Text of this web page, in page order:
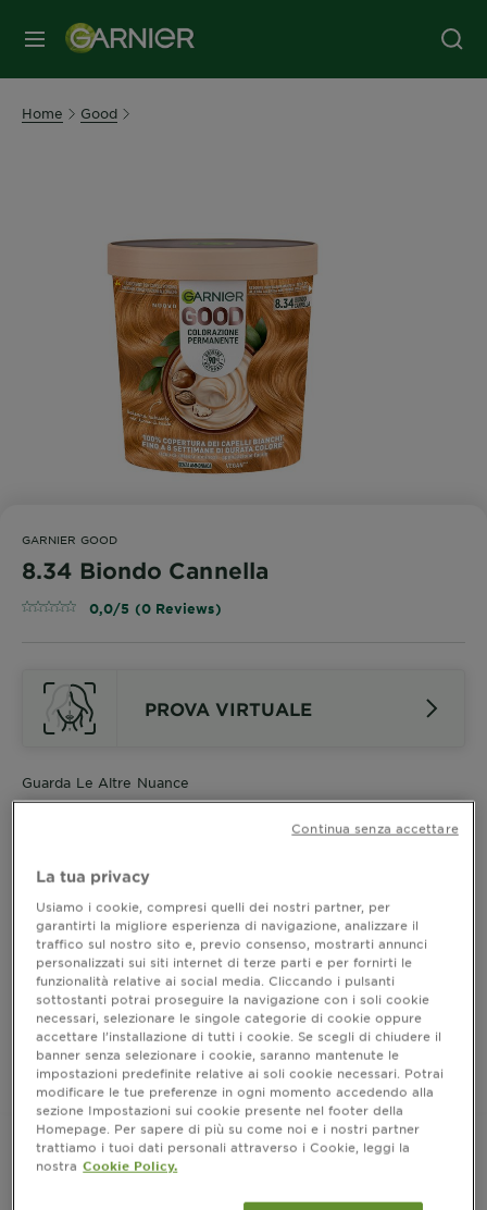
MENU
Home Good
GARNIER GOOD
8.34 Biondo Cannella
0,0/5 (0 Reviews)
PROVA VIRTUALE
Guarda Le Altre Nuance
Cambia il tuo modo di vivere la colorazione con il
nuovo Garnier GOOD. Non cola, si applica come una
maschera per un colore intensamente luminoso.
ACQUISTA ORA
Dove acquistare
La tua privacy
Usiamo i cookie, compresi quelli dei nostri partner, per
garantirti la migliore esperienza di navigazione, analizzare il
traffico sul nostro sito e, previo consenso, mostrarti annunci
personalizzati sui siti internet di terze parti e per fornirti le
funzionalità relative ai social media. Cliccando i pulsanti
sottostanti potrai proseguire la navigazione con i soli cookie
necessari, selezionare le singole categorie di cookie oppure
accettare l’installazione di tutti i cookie. Se scegli di chiudere il
banner senza selezionare i cookie, saranno mantenute le
impostazioni predefinite relative ai soli cookie necessari. Potrai
modificare le tue preferenze in ogni momento accedendo alla
sezione Impostazioni sui cookie presente nel footer della
Homepage. Per sapere di più su come noi e i nostri partner
trattiamo i tuoi dati personali attraverso i Cookie, leggi la
nostra Cookie Policy.
Continua senza accettare